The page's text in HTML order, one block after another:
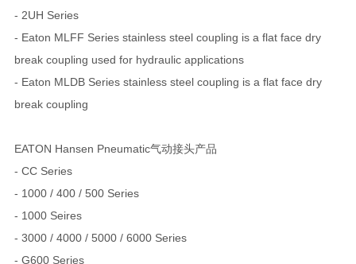
- 2UH Series
- Eaton MLFF Series stainless steel coupling is a flat face dry
break coupling used for hydraulic applications
- Eaton MLDB Series stainless steel coupling is a flat face dry
break coupling
EATON Hansen Pneumatic气动接头产品
- CC Series
- 1000 / 400 / 500 Series
- 1000 Seires
- 3000 / 4000 / 5000 / 6000 Series
- G600 Series